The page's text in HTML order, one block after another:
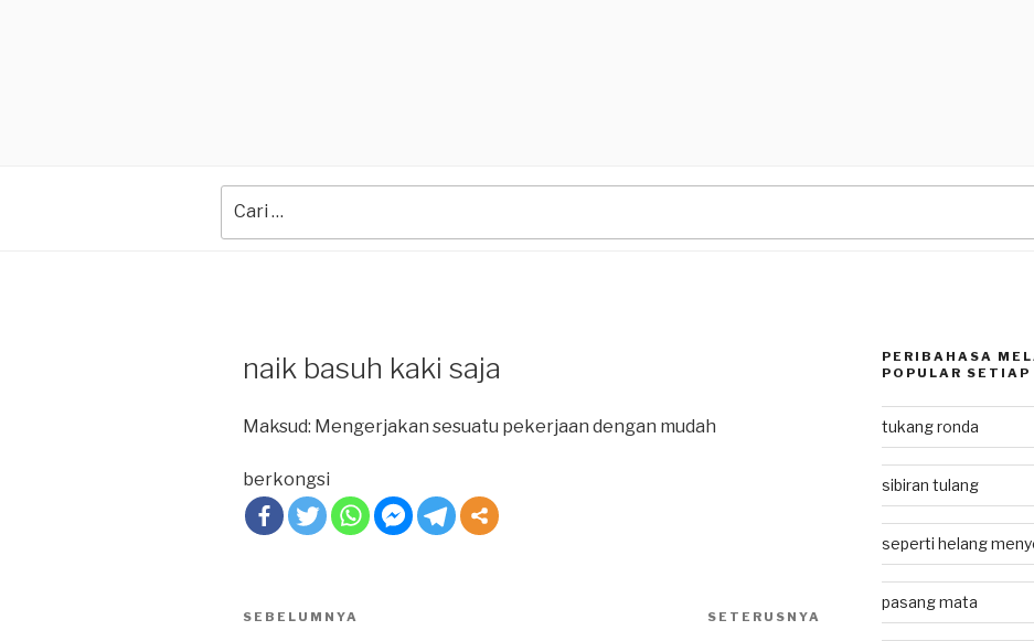
for:
naik basuh kaki saja
Maksud: Mengerjakan sesuatu pekerjaan dengan mudah
berkongsi
Post
Previous
SEBELUMNYA SETERUSNYA
PERIBAHASA
POPULAR SETIAP
tukang ronda
sibiran tulang
seperti helang
pasang mata